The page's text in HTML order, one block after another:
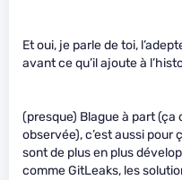
Et oui, je parle de toi,
avant ce qu’il ajoute à
(presque) Blague à part (ça
observée), c’est aussi
sont de plus en plus
comme GitLeaks, les